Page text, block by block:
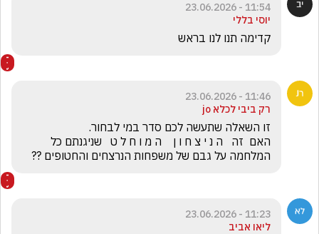
11:54 - 23.06.2026
יוסי בללי
קדימה תנו לנו בראש
11:46 - 23.06.2026
רק ביבי לכלא jo
המלחמה על גבם של משפחות הנרצחים והחטופים ??
11:23 - 23.06.2026
ליאו אביב